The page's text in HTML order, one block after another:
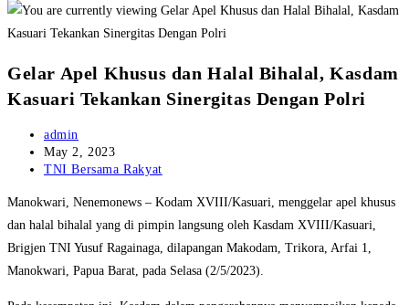
Gelar Apel Khusus dan Halal Bihalal, Kasdam
Kasuari Tekankan Sinergitas Dengan Polri
Post
author:
admin
Post
published:
May 2, 2023
Post
TNI Bersama Rakyat
Manokwari, Nenemonews – Kodam XVIII/Kasuari, menggelar apel khusus
dan halal bihalal yang di pimpin langsung oleh Kasdam XVIII/Kasuari,
Brigjen TNI Yusuf Ragainaga, dilapangan Makodam, Trikora, Arfai 1,
Manokwari, Papua Barat, pada Selasa (2/5/2023).